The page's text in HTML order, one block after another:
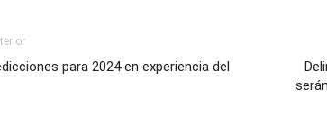
para 2024 en experiencia del